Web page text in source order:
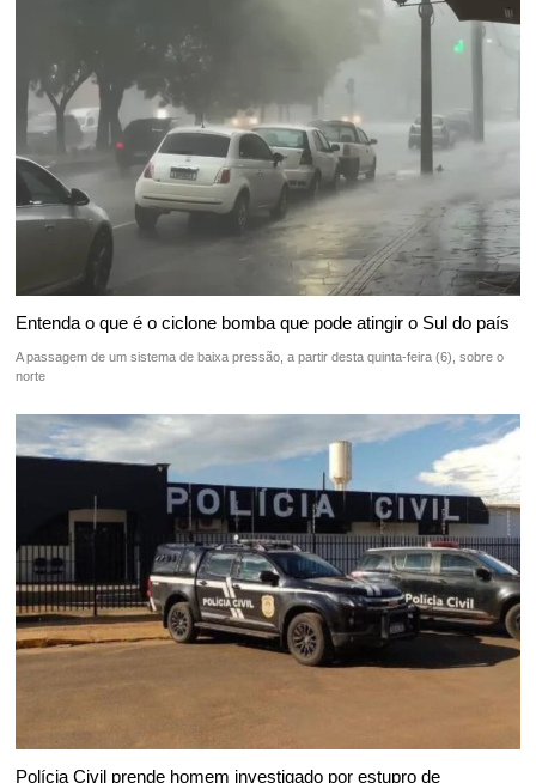
Entenda o que é o ciclone bomba que pode atingir o Sul do país
A passagem de um sistema de baixa pressão, a partir desta quinta-feira (6), sobre o
norte
Polícia Civil prende homem investigado por estupro de